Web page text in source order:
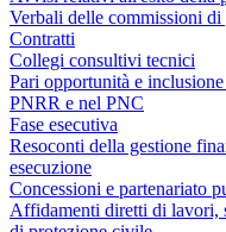
Verbali delle commissioni di
Contratti
Collegi consultivi tecnici
Pari opportunità e
PNRR e nel PNC
Fase esecutiva
Resoconti della gestione
esecuzione
Concessioni e partenariato
Affidamenti diretti di lavori,